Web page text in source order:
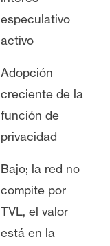
especulativo
activo
Adopción
creciente de la
función de
privacidad
Bajo; la red no
compite por
TVL, el valor
está en la